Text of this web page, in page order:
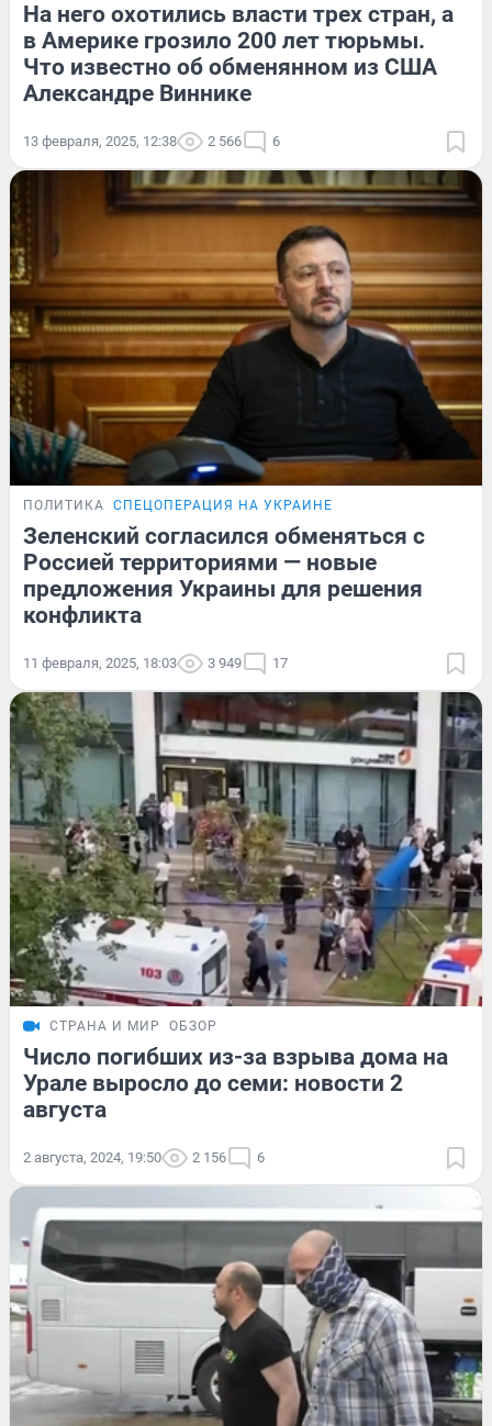
На него охотились власти трех стран, а
в Америке грозило 200 лет тюрьмы.
Что известно об обменянном из США
Александре Виннике
13 февраля, 2025, 12:38 2 566 6
ПОЛИТИКА СПЕЦОПЕРАЦИЯ НА УКРАИНЕ
Зеленский согласился обменяться с
Россией территориями — новые
предложения Украины для решения
конфликта
11 февраля, 2025, 18:03 3 949 17
СТРАНА И МИР ОБЗОР
Число погибших из-за взрыва дома на
Урале выросло до семи: новости 2
августа
2 августа, 2024, 19:50 2 156 6